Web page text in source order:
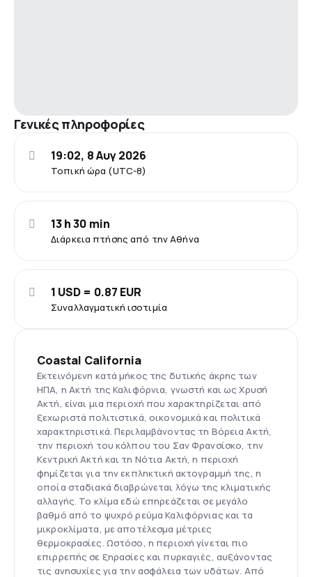
Γενικές πληροφορίες
Τοπική ώρα (UTC-8)
19:02, 8 Αυγ 2026
Διάρκεια πτήσης από την Αθήνα
13 h 30 min
Συναλλαγματική ισοτιμία
1 USD = 0.87 EUR
Coastal California
Εκτεινόμενη κατά μήκος της δυτικής άκρης των
ΗΠΑ, η Ακτή της Καλιφόρνια, γνωστή και ως Χρυσή
Ακτή, είναι μια περιοχή που χαρακτηρίζεται από
ξεχωριστά πολιτιστικά, οικονομικά και πολιτικά
χαρακτηριστικά. Περιλαμβάνοντας τη Βόρεια Ακτή,
την περιοχή του κόλπου του Σαν Φρανσίσκο, την
Κεντρική Ακτή και τη Νότια Ακτή, η περιοχή
φημίζεται για την εκπληκτική ακτογραμμή της, η
οποία σταδιακά διαβρώνεται λόγω της κλιματικής
αλλαγής. Το κλίμα εδώ επηρεάζεται σε μεγάλο
βαθμό από το ψυχρό ρεύμα Καλιφόρνιας και τα
μικροκλίματα, με αποτέλεσμα μέτριες
θερμοκρασίες. Ωστόσο, η περιοχή γίνεται πιο
επιρρεπής σε ξηρασίες και πυρκαγιές, αυξάνοντας
τις ανησυχίες για την ασφάλεια των υδάτων. Από